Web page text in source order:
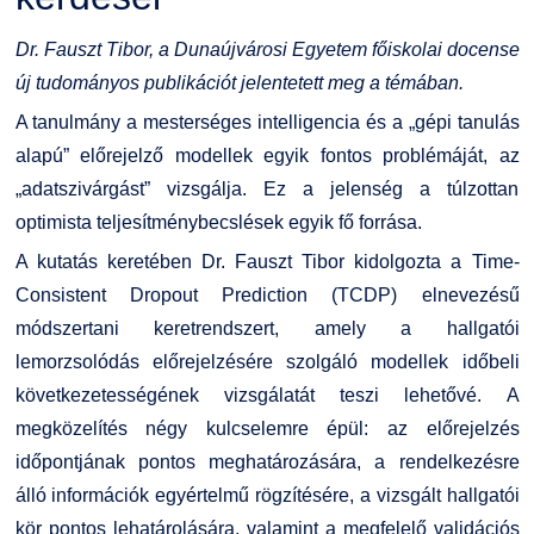
Nemzetközi Lehetőségek
Szolgáltatások
Fordítási Szolgáltatások
Átjelentkezőknek
Kapcsolat
TDK/Tehetségnap
Dr. Fauszt Tibor, a Dunaújvárosi Egyetem főiskolai docense
új tudományos publikációt jelentetett meg a témában.
A tanulmány a mesterséges intelligencia és a „gépi tanulás
alapú” előrejelző modellek egyik fontos problémáját, az
„adatszivárgást” vizsgálja. Ez a jelenség a túlzottan
optimista teljesítménybecslések egyik fő forrása.
A kutatás keretében Dr. Fauszt Tibor kidolgozta a Time-
Consistent Dropout Prediction (TCDP) elnevezésű
módszertani keretrendszert, amely a hallgatói
lemorzsolódás előrejelzésére szolgáló modellek időbeli
következetességének vizsgálatát teszi lehetővé. A
megközelítés négy kulcselemre épül: az előrejelzés
időpontjának pontos meghatározására, a rendelkezésre
álló információk egyértelmű rögzítésére, a vizsgált hallgatói
kör pontos lehatárolására, valamint a megfelelő validációs